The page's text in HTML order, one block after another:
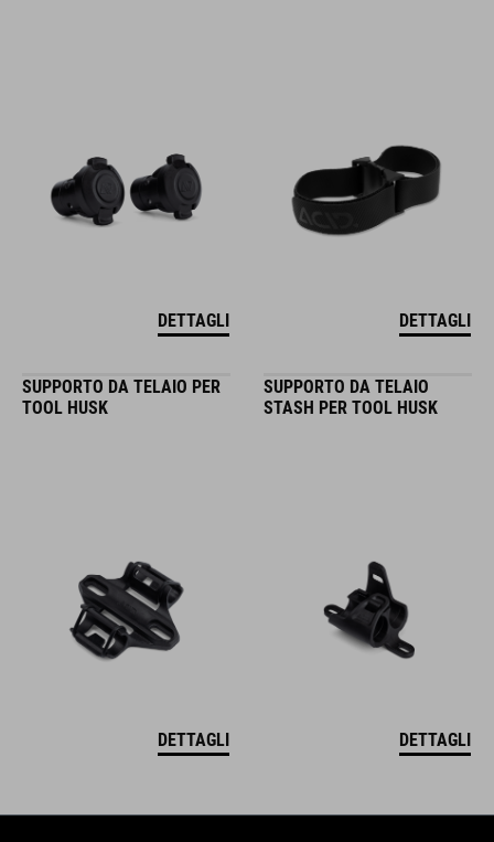
DETTAGLI DETTAGLI
SUPPORTO DA TELAIO PER
TOOL HUSK
DETTAGLI
SUPPORTO DA TELAIO
STASH PER TOOL HUSK
DETTAGLI